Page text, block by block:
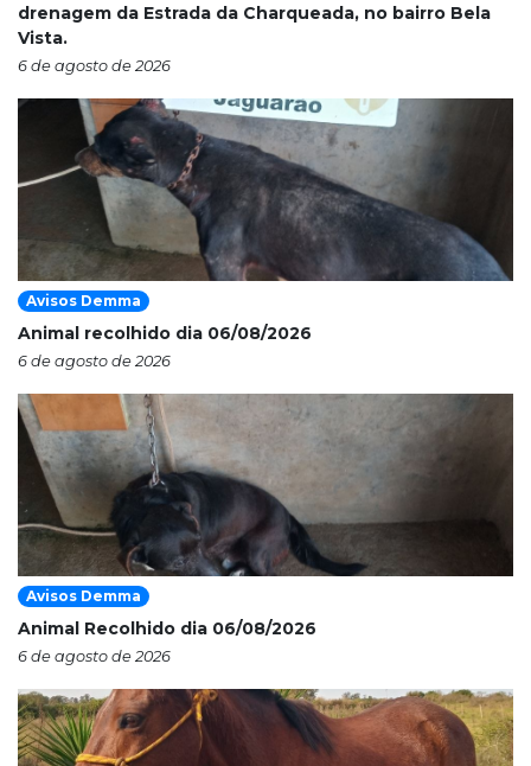
drenagem da Estrada da Charqueada, no bairro Bela
Vista.
6 de agosto de 2026
Avisos Demma
Animal recolhido dia 06/08/2026
6 de agosto de 2026
Avisos Demma
Animal Recolhido dia 06/08/2026
6 de agosto de 2026